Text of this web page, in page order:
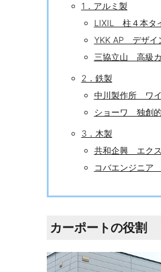
1．アルミ製
LIXIL 柱４本タ
YKK AP デザイ
三協立山 高級
2．鉄製
中川製作所 ワ
ショーワ 独創
3．木製
共和企興 エク
コバエンジニア
カーポートの役割